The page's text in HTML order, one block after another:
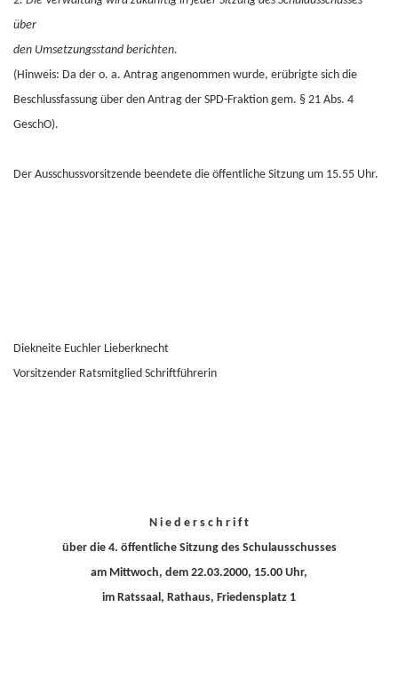
über
den Umsetzungsstand berichten.
(Hinweis: Da der o. a. Antrag angenommen wurde, erübrigte sich die
Beschlussfassung über den Antrag der SPD-Fraktion gem. § 21 Abs. 4
GeschO).
Der Ausschussvorsitzende beendete die öffentliche Sitzung um 15.55 Uhr.
Diekneite Euchler Lieberknecht
Vorsitzender Ratsmitglied Schriftführerin
N i e d e r s c h r i f t
über die 4. öffentliche Sitzung des Schulausschusses
am Mittwoch, dem 22.03.2000, 15.00 Uhr,
im Ratssaal, Rathaus, Friedensplatz 1